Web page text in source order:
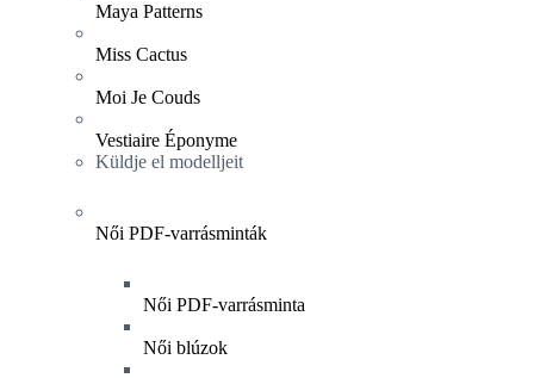
Maya Patterns
Miss Cactus
Moi Je Couds
Vestiaire Éponyme
Küldje el modelljeit
Női PDF-varrásminták
Női PDF-varrásminta
Női blúzok